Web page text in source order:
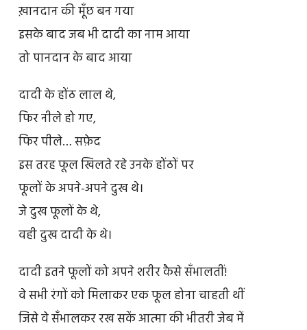
ख़ानदान की मूँछ बन गया
इसके बाद जब भी दादी का नाम आया
तो पानदान के बाद आया
दादी के होंठ लाल थे,
फिर नीले हो गए,
फिर पीले… सफ़ेद
इस तरह फूल खिलते रहे उनके होंठों पर
फूलों के अपने-अपने दुख थे।
जे दुख फूलों के थे,
वही दुख दादी के थे।
दादी इतने फूलों को अपने शरीर कैसे सँभालतीं!
वे सभी रंगों को मिलाकर एक फूल होना चाहती थीं
जिसे वे सँभालकर रख सकें आत्मा की भीतरी जेब में